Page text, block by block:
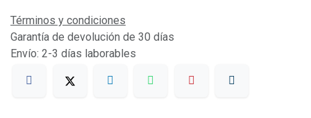
Términos y condiciones
Garantía de devolución de 30 días
Envío: 2-3 días laborables